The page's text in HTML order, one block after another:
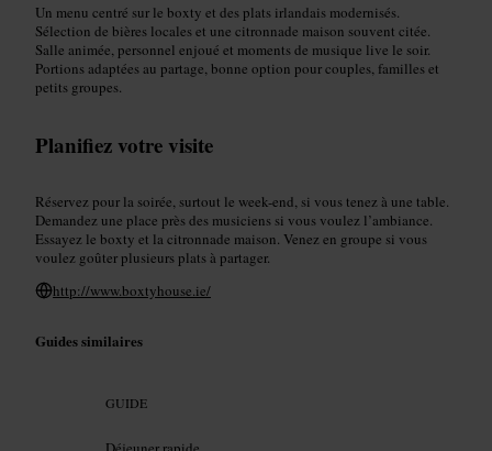
Un menu centré sur le boxty et des plats irlandais modernisés.
Sélection de bières locales et une citronnade maison souvent citée.
Salle animée, personnel enjoué et moments de musique live le soir.
Portions adaptées au partage, bonne option pour couples, familles et
petits groupes.
Planifiez votre visite
Réservez pour la soirée, surtout le week-end, si vous tenez à une table.
Demandez une place près des musiciens si vous voulez l’ambiance.
Essayez le boxty et la citronnade maison. Venez en groupe si vous
voulez goûter plusieurs plats à partager.
http://www.boxtyhouse.ie/
Guides similaires
GUIDE